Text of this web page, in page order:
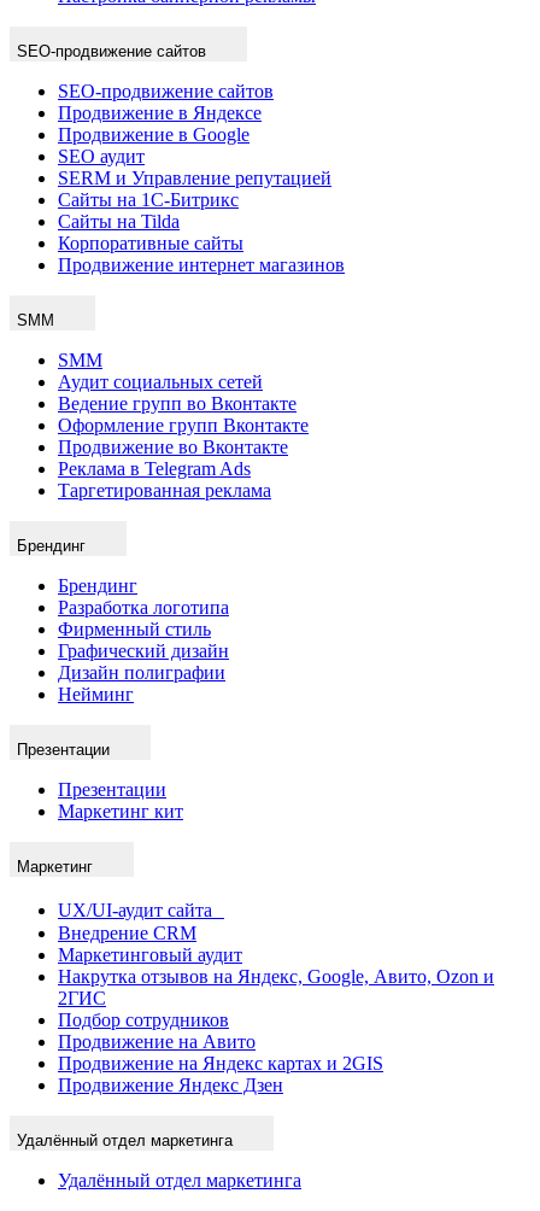
SEO-продвижение сайтов
SEO-продвижение сайтов
Продвижение в Яндексе
Продвижение в Google
SEO аудит
SERM и Управление репутацией
Сайты на 1С-Битрикс
Сайты на Tilda
Корпоративные сайты
Продвижение интернет магазинов
SMM
SMM
Аудит социальных сетей
Ведение групп во Вконтакте
Оформление групп Вконтакте
Продвижение во Вконтакте
Реклама в Telegram Ads
Таргетированная реклама
Брендинг
Брендинг
Разработка логотипа
Фирменный стиль
Графический дизайн
Дизайн полиграфии
Нейминг
Презентации
Презентации
Маркетинг кит
Маркетинг
UX/UI-аудит сайта
Внедрение CRM
Маркетинговый аудит
Накрутка отзывов на Яндекс, Google, Авито, Ozon и
2ГИС
Подбор сотрудников
Продвижение на Авито
Продвижение на Яндекс картах и 2GIS
Продвижение Яндекс Дзен
Удалённый отдел маркетинга
Удалённый отдел маркетинга